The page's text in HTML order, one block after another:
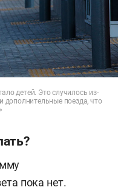
детей. Это случилось из-
дополнительные поезда, что
пока нет.